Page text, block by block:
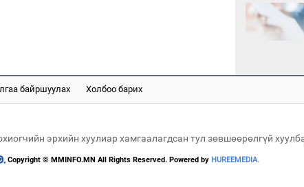
МИАТ ТӨХК
байршуулах Холбоо барих
эрхийн хуулиар хамгаалагдсан тул зөвшөөрөлгүй
Copyright © MMINFO.MN All Rights Reserved. Powered by HUREEMEDIA.